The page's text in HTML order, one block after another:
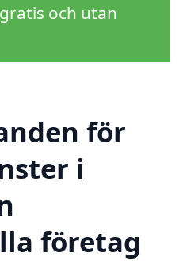
och utan
för
i
företag